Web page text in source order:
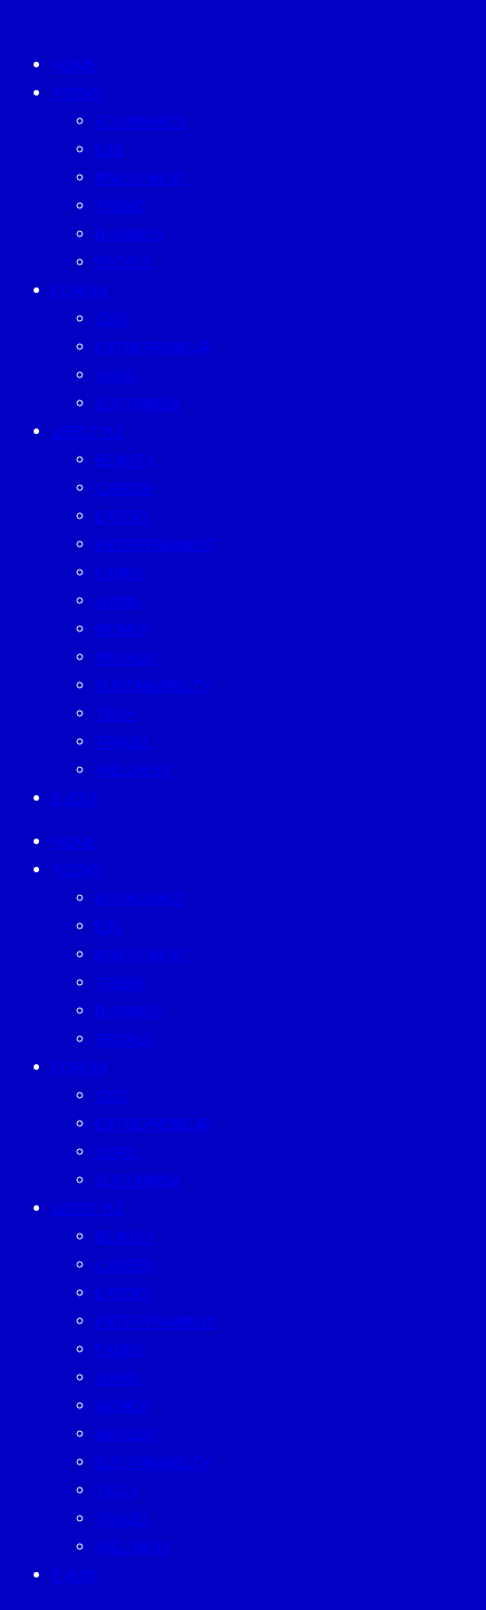
HOME
TODAY
ECONOMICS
ESG
INVESTMENT
TREND
BUSINESS
PEOPLE
FORUM
CEO
ENTREPRENEUR
GURU
SUSTAINISM
LIFESTYLE
BEAUTY
CAREER
EATERY
ENTERTAINMENT
FAMILY
LIVING
MONEY
MUTELU
SUSTAINABILITY
TECH
TRAVEL
WELLNESS
EVENT
HOME
TODAY
ECONOMICS
ESG
INVESTMENT
TREND
BUSINESS
PEOPLE
FORUM
CEO
ENTREPRENEUR
GURU
SUSTAINISM
LIFESTYLE
BEAUTY
CAREER
EATERY
ENTERTAINMENT
FAMILY
LIVING
MONEY
MUTELU
SUSTAINABILITY
TECH
TRAVEL
WELLNESS
EVENT